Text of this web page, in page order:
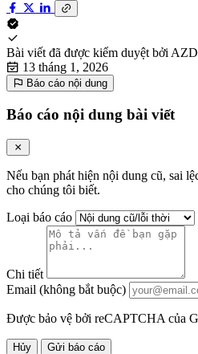
Bài viết đã được kiểm duyệt bởi
13 tháng 1, 2026
Báo cáo nội dung
Báo cáo nội dung bài viết
Nếu bạn phát hiện nội dung cũ, sai
cho chúng tôi biết.
Loại báo cáo
Chi tiết
Email (không bắt buộc)
Được bảo vệ bởi reCAPTCHA của
Hủy Gửi báo cáo